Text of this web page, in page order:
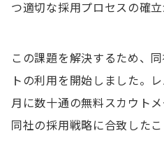
つ適切な採用プロセスの確立
この課題を解決するため、
トの利用を開始しました。
月に数十通の無料スカウト
同社の採用戦略に合致したこ